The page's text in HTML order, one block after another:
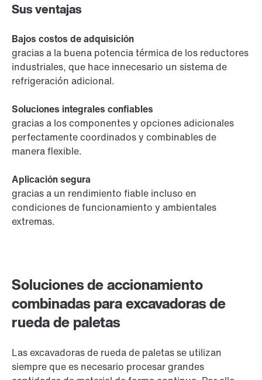
Soluciones de accionamiento
combinadas para excavadoras de
rueda de paletas
Las excavadoras de rueda de paletas se utilizan
siempre que es necesario procesar grandes
Sus ventajas
Bajos costos de adquisición
gracias a la buena potencia térmica de los reductores
industriales, que hace innecesario un sistema de
refrigeración adicional.
Soluciones integrales confiables
gracias a los componentes y opciones adicionales
perfectamente coordinados y combinables de
manera flexible.
Aplicación segura
gracias a un rendimiento fiable incluso en
condiciones de funcionamiento y ambientales
extremas.